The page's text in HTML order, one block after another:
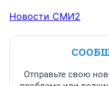
Новости СМИ2
Отправьте свою